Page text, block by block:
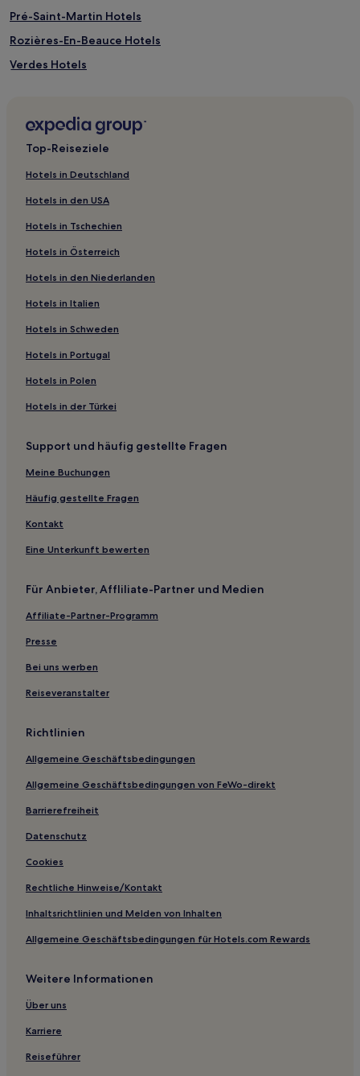
Pré-Saint-Martin Hotels
Rozières-En-Beauce Hotels
Verdes Hotels
Droue-Sur-Drouette Hotels
Vérigny Hotels
Moriers Hotels
Dancy Hotels
Ormoy Hotels
Le Boulay Hotels
Trinay Hotels
Huisseau-Sur-Mauves Hotels
Charpont Hotels
Moutiers Hotels
Saint-Christophe Hotels
Meauce Hotels
Pithiviers-Le-Vieil Hotels
Gellainville Hotels
Châtenay Hotels
Champhol Hotels
Chapelle-Guillaume Hotels
Montainville Hotels
Buglou Hotels
Hotels nahe Schloss von Droué
Josnes Hotels
Gilles Hotels
Ollé Hotels
Saussay Hotels
Sermaises Hotels
Broué Hotels
Dammarie Hotels
Auneau Hotels
Eure-Et-Loir Département: Hotels
Sougy Hotels
Fontenay-Sur-Eure Hotels
Sud Loire: Hotels
Couëtron-Au-Perche Hotels
Top-Reiseziele
Hotels in Deutschland
Hotels in den USA
Hotels in Tschechien
Hotels in Österreich
Hotels in den Niederlanden
Hotels in Italien
Hotels in Schweden
Hotels in Portugal
Hotels in Polen
Hotels in der Türkei
Support und häufig gestellte Fragen
Meine Buchungen
Häufig gestellte Fragen
Kontakt
Eine Unterkunft bewerten
Für Anbieter, Affliliate-Partner und Medien
Affiliate-Partner-Programm
Presse
Bei uns werben
Reiseveranstalter
Richtlinien
Allgemeine Geschäftsbedingungen
Allgemeine Geschäftsbedingungen von FeWo-direkt
Barrierefreiheit
Datenschutz
Cookies
Rechtliche Hinweise/Kontakt
Inhaltsrichtlinien und Melden von Inhalten
Allgemeine Geschäftsbedingungen für Hotels.com Rewards
Weitere Informationen
Über uns
Karriere
Reiseführer